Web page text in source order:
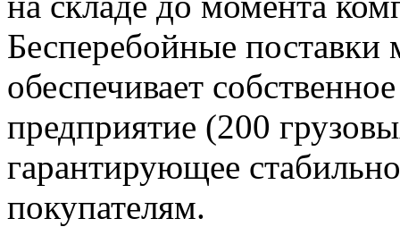
Бесперебойные поставки
обеспечивает
предприятие (200
гарантирующее
покупателям.